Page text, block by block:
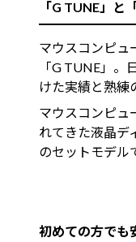
「G TUNE」と
マウスコンピュ
「G TUNE」
けた実績と熟練
マウスコンピュ
れてきた液晶デ
のセットモデル
初めての方でも